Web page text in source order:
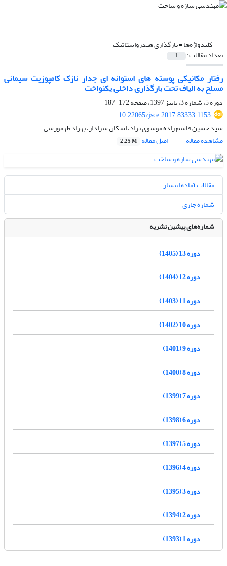
کلیدواژه‌ها =بارگذاری هیدرواستاتیک
تعداد مقالات: 1
رفتار مکانیکی پوسته های استوانه ای جدار نازک کامپوزیت سیمانی
مسلح به الیاف تحت بارگذاری داخلی یکنواخت
دوره 5، شماره 3، پاییز 1397، صفحه
172-187
10.22065/jsce.2017.83333.1153
سید حسین قاسم زاده موسوی نژاد، اشکان سرادار، بهزاد طهمورسی
مشاهده مقاله
اصل مقاله 2.25 M
مقالات آماده انتشار
شماره جاری
شماره‌های پیشین نشریه
دوره 13 (1405)
دوره 12 (1404)
دوره 11 (1403)
دوره 10 (1402)
دوره 9 (1401)
دوره 8 (1400)
دوره 7 (1399)
دوره 6 (1398)
دوره 5 (1397)
دوره 4 (1396)
دوره 3 (1395)
دوره 2 (1394)
دوره 1 (1393)